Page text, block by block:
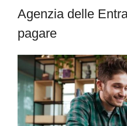
Agenzia delle
pagare